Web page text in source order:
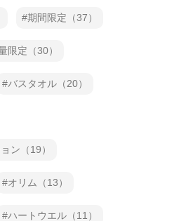
期間限定（37）
限定（30）
バスタオル（20）
ン（19）
オリム（13）
ハートウエル（11）